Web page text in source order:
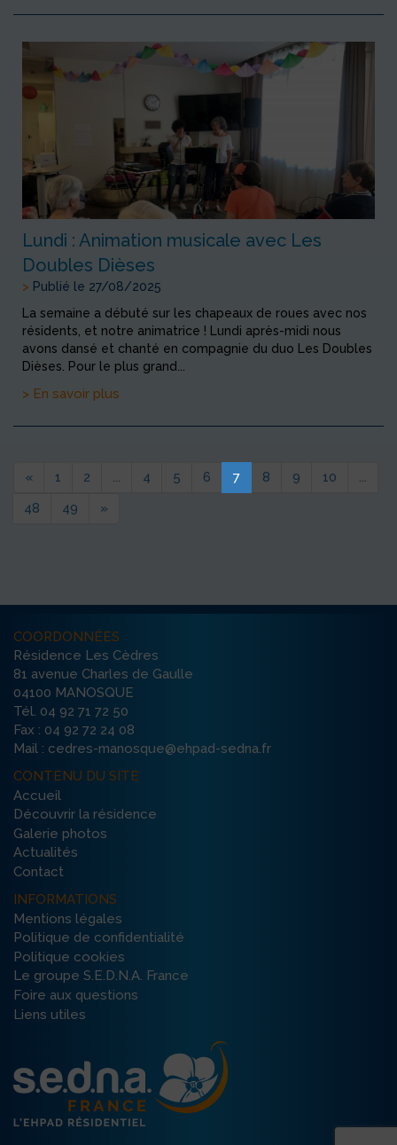
Lundi : Animation musicale avec Les
Doubles Dièses
> Publié le 27/08/2025
La semaine a débuté sur les chapeaux de roues avec nos
résidents, et notre animatrice ! Lundi après-midi nous
avons dansé et chanté en compagnie du duo Les Doubles
Dièses. Pour le plus grand...
> En savoir plus
« 1 2 ... 4 5 6 7 8 9 10
...
48
49 »
COORDONNÉES
Résidence Les Cèdres
81 avenue Charles de Gaulle
04100 MANOSQUE
Tél. 04 92 71 72 50
Fax : 04 92 72 24 08
Mail : cedres-manosque@ehpad-sedna.fr
CONTENU DU SITE
Accueil
Découvrir la résidence
Galerie photos
Actualités
Contact
INFORMATIONS
Mentions légales
Politique de confidentialité
Politique cookies
Le groupe S.E.D.N.A. France
Foire aux questions
Liens utiles